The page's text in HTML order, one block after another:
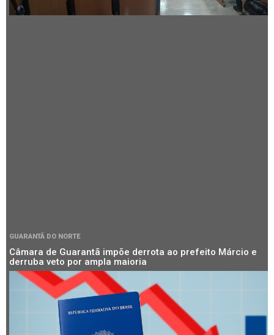
GUARANTÃ DO NORTE
Câmara de Guarantã impõe derrota ao prefeito Márcio e
derruba veto por ampla maioria